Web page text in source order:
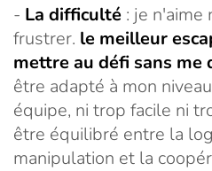
- La difficulté : je n'aime
frustrer. le meilleur
mettre au défi sans me
être adapté à mon
équipe, ni trop facile ni
être équilibré entre la
manipulation et la